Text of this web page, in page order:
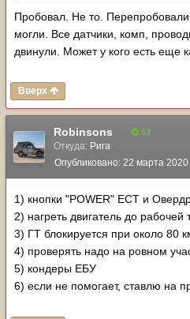
Пробовал. Не то.
могли. Все датчики, комп,
двинули. Может у кого есть еще
Вверх
Robinsons 52
Откуда: Рига
Опубликовано: 22 марта 2020
1) кнопки "POWER" ECT и
2) нагреть двигатель до рабочей
3) ГТ блокируется при около 80
4) проверять надо на ровном
5) кондеры ЕБУ
6) если не помогает, ставлю на